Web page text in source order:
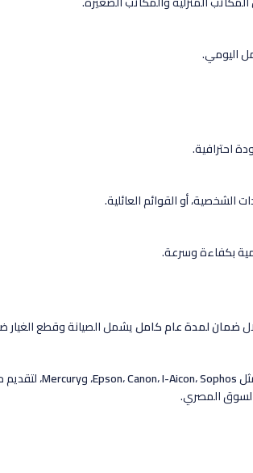
اليومي.
احترافية.
الشخصية، أو القوائم العائلية.
بكفاءة وسرعة.
ضمان لمدة عام كامليشمل الصيانة وقطع الغيار
Epson،Canon،I-Aicon،Sophos ، وMercury،
السوق المصري.